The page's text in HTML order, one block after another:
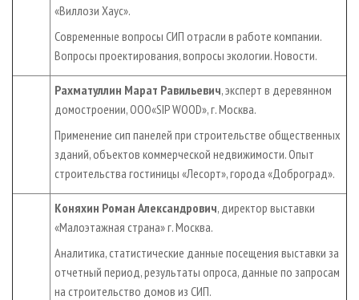
«Виллози Хаус».
Современные вопросы СИП отрасли в работе компании.
Вопросы проектирования, вопросы экологии. Новости.
Рахматуллин Марат Равильевич, эксперт в деревянном
домостроении, ООО«SIP WOOD», г. Москва.
Применение сип панелей при строительстве общественных
зданий, объектов коммерческой недвижимости. Опыт
строительства гостиницы «Лесорт», города «Доброград».
Коняхин Роман Александрович, директор выставки
«Малоэтажная страна» г. Москва.
Аналитика, статистические данные посещения выставки за
отчетный период, результаты опроса, данные по запросам
на строительство домов из СИП.